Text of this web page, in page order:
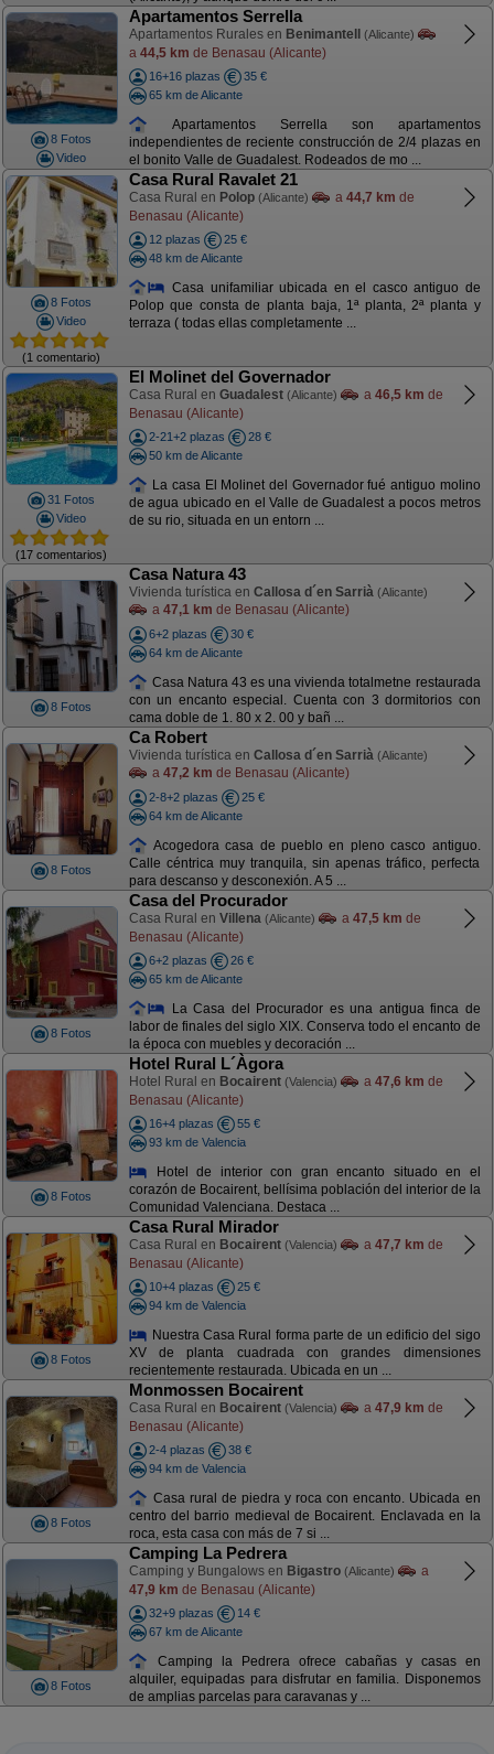
8 Fotos
Video
Apartamentos Serrella
Apartamentos Rurales en Benimantell (Alicante)
a 44,5 km de Benasau (Alicante)
16+16 plazas
35 €
65 km de Alicante
Apartamentos Serrella son apartamentos
independientes de reciente construcción de 2/4 plazas en
el bonito Valle de Guadalest. Rodeados de mo ...
8 Fotos
Video
(1 comentario)
Casa Rural Ravalet 21
Casa Rural en Polop (Alicante) a 44,7 km de
Benasau (Alicante)
12 plazas
25 €
48 km de Alicante
Casa unifamiliar ubicada en el casco antiguo de
Polop que consta de planta baja, 1ª planta, 2ª planta y
terraza ( todas ellas completamente ...
31 Fotos
Video
(17 comentarios)
El Molinet del Governador
Casa Rural en Guadalest (Alicante) a 46,5 km de
Benasau (Alicante)
2-21+2 plazas
28 €
50 km de Alicante
La casa El Molinet del Governador fué antiguo molino
de agua ubicado en el Valle de Guadalest a pocos metros
de su rio, situada en un entorn ...
8 Fotos
Casa Natura 43
Vivienda turística en Callosa d´en Sarrià (Alicante)
a 47,1 km de Benasau (Alicante)
6+2 plazas
30 €
64 km de Alicante
Casa Natura 43 es una vivienda totalmetne restaurada
con un encanto especial. Cuenta con 3 dormitorios con
cama doble de 1. 80 x 2. 00 y bañ ...
8 Fotos
Ca Robert
Vivienda turística en Callosa d´en Sarrià (Alicante)
a 47,2 km de Benasau (Alicante)
2-8+2 plazas
25 €
64 km de Alicante
Acogedora casa de pueblo en pleno casco antiguo.
Calle céntrica muy tranquila, sin apenas tráfico, perfecta
para descanso y desconexión. A 5 ...
8 Fotos
Casa del Procurador
Casa Rural en Villena (Alicante) a 47,5 km de
Benasau (Alicante)
6+2 plazas
26 €
65 km de Alicante
La Casa del Procurador es una antigua finca de
labor de finales del siglo XIX. Conserva todo el encanto de
la época con muebles y decoración ...
8 Fotos
Hotel Rural L´Àgora
Hotel Rural en Bocairent (Valencia) a 47,6 km de
Benasau (Alicante)
16+4 plazas
55 €
93 km de Valencia
Hotel de interior con gran encanto situado en el
corazón de Bocairent, bellísima población del interior de la
Comunidad Valenciana. Destaca ...
8 Fotos
Casa Rural Mirador
Casa Rural en Bocairent (Valencia) a 47,7 km de
Benasau (Alicante)
10+4 plazas
25 €
94 km de Valencia
Nuestra Casa Rural forma parte de un edificio del sigo
XV de planta cuadrada con grandes dimensiones
recientemente restaurada. Ubicada en un ...
8 Fotos
Monmossen Bocairent
Casa Rural en Bocairent (Valencia) a 47,9 km de
Benasau (Alicante)
2-4 plazas
38 €
94 km de Valencia
Casa rural de piedra y roca con encanto. Ubicada en
centro del barrio medieval de Bocairent. Enclavada en la
roca, esta casa con más de 7 si ...
8 Fotos
Camping La Pedrera
Camping y Bungalows en Bigastro (Alicante)
a
47,9 km de Benasau (Alicante)
32+9 plazas
14 €
67 km de Alicante
Camping la Pedrera ofrece cabañas y casas en
alquiler, equipadas para disfrutar en familia. Disponemos
de amplias parcelas para caravanas y ...